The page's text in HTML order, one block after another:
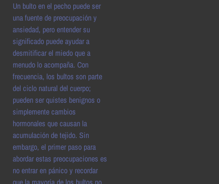
Un bulto en el pecho puede ser
una fuente de preocupación y
ansiedad, pero entender su
significado puede ayudar a
desmitificar el miedo que a
menudo lo acompaña. Con
frecuencia, los bultos son parte
del ciclo natural del cuerpo;
pueden ser quistes benignos o
simplemente cambios
hormonales que causan la
acumulación de tejido. Sin
embargo, el primer paso para
abordar estas preocupaciones es
no entrar en pánico y recordar